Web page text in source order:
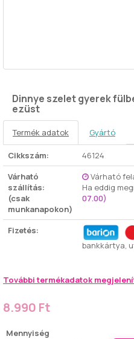
Dinnye szelet gyerek
ezüst
Termék adatok Gyártó
Cikkszám:
46124
Várható
szállítás:
(csak
munkanapokon)
Várható
Ha eddig
07.00)
Fizetés:
bankkártya,
További termékadatok
8.990 Ft
Mennyiség